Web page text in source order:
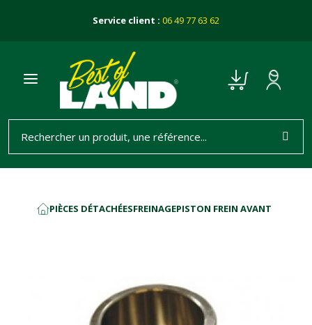
Service client : 06 49 77 63 62
PIÈCES DÉTACHÉESFREINAGEPISTON FREIN AVANT